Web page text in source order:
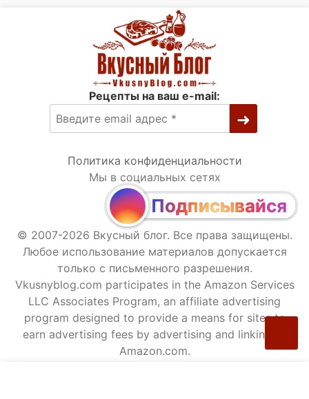
Рецепты на ваш e-mail:
Политика конфиденциальности
Мы в социальных сетях
Подписывайся
© 2007-2026 Вкусный блог. Все права защищены.
Любое использование материалов допускается
только с письменного разрешения.
Vkusnyblog.com participates in the Amazon Services
LLC Associates Program, an affiliate advertising
program designed to provide a means for sites to
earn advertising fees by advertising and linking to
Amazon.com.